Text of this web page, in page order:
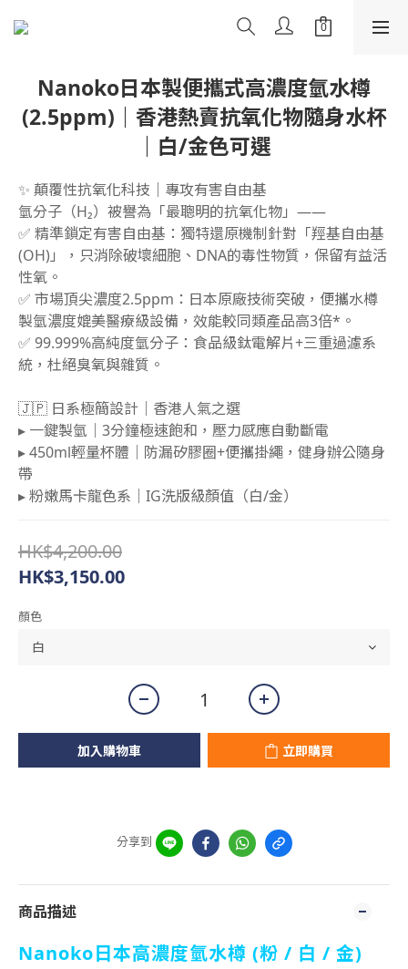
Nanoko日本製便攜式高濃度氫水樽
(2.5ppm)｜香港熱賣抗氧化物隨身水杯
｜白/金色可選
✨ 顛覆性抗氧化科技｜專攻有害自由基
氫分子（H₂）被譽為「最聰明的抗氧化物」——
✅ 精準鎖定有害自由基：獨特還原機制針對「羥基自由基
(OH)」，只消除破壞細胞、DNA的毒性物質，保留有益活
性氧。
✅ 市場頂尖濃度2.5ppm：日本原廠技術突破，便攜水樽
製氫濃度媲美醫療級設備，效能較同類產品高3倍*。
✅ 99.999%高純度氫分子：食品級鈦電解片+三重過濾系
統，杜絕臭氧與雜質。
🇯🇵 日系極簡設計｜香港人氣之選
▸ 一鍵製氫｜3分鐘極速飽和，壓力感應自動斷電
▸ 450ml輕量杯體｜防漏矽膠圈+便攜掛繩，健身辦公隨身
帶
▸ 粉嫩馬卡龍色系｜IG洗版級顏值（白/金）
HK$4,200.00
HK$3,150.00
顏色
加入購物車 立即購買
分享到
商品描述
Nanoko日本高濃度氫水樽 (粉 / 白 / 金)